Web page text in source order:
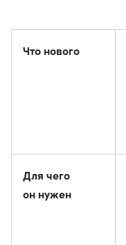
Что нового
Для чего
он нужен